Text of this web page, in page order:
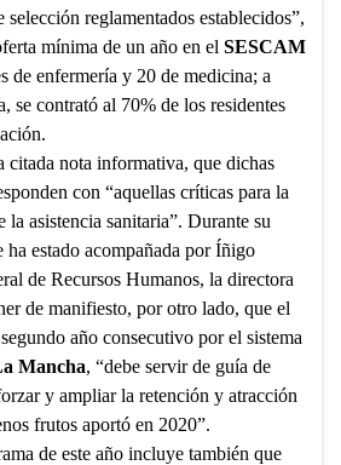
reglamentados establecidos”,
mínima de un año en el SESCAM
de enfermería y 20 de medicina; a
se contrató al 70% de los residentes
citada nota informativa, que dichas
con “aquellas críticas para la
la asistencia sanitaria”. Durante su
estado acompañada por Íñigo
de Recursos Humanos, la directora
de manifiesto, por otro lado, que el
año consecutivo por el sistema
Mancha, “debe servir de guía de
y ampliar la retención y atracción
frutos aportó en 2020”.
de este año incluye también que